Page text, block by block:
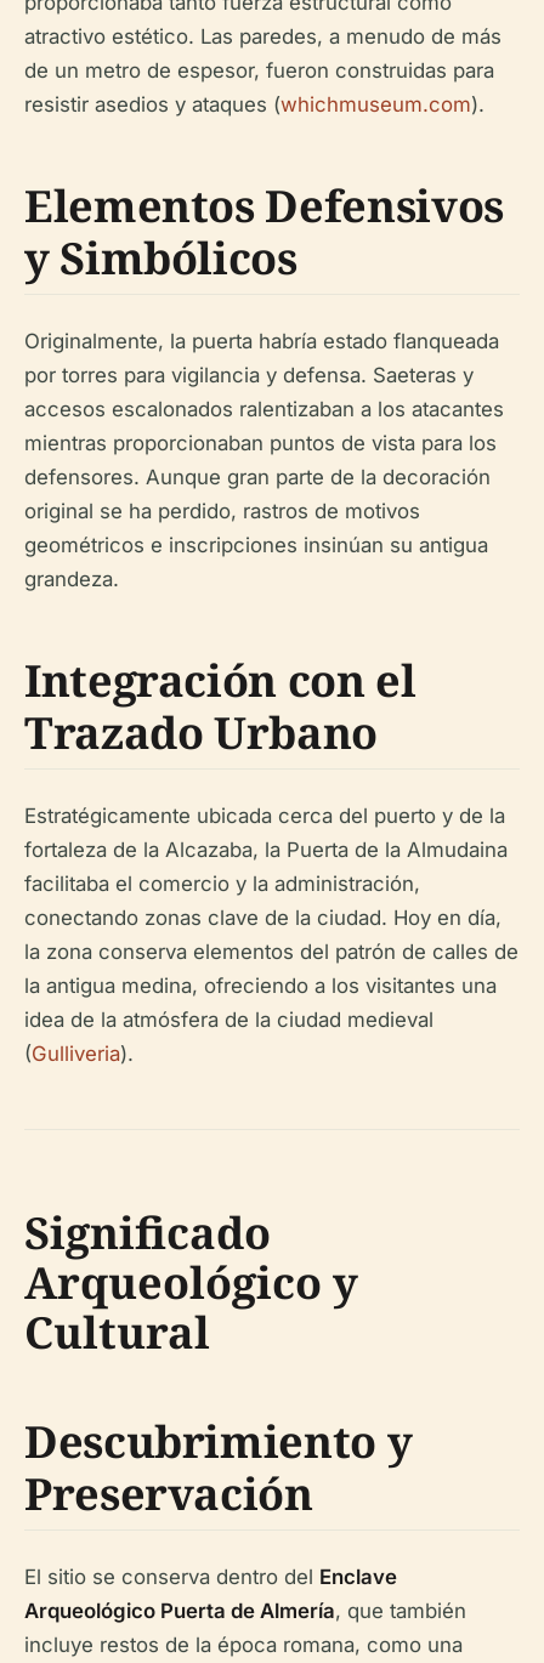
atractivo estético. Las paredes, a menudo de más
de un metro de espesor, fueron construidas para
resistir asedios y ataques (whichmuseum.com).
Elementos Defensivos
y Simbólicos
Originalmente, la puerta habría estado flanqueada
por torres para vigilancia y defensa. Saeteras y
accesos escalonados ralentizaban a los atacantes
mientras proporcionaban puntos de vista para los
defensores. Aunque gran parte de la decoración
original se ha perdido, rastros de motivos
geométricos e inscripciones insinúan su antigua
grandeza.
Integración con el
Trazado Urbano
Estratégicamente ubicada cerca del puerto y de la
fortaleza de la Alcazaba, la Puerta de la Almudaina
facilitaba el comercio y la administración,
conectando zonas clave de la ciudad. Hoy en día,
la zona conserva elementos del patrón de calles de
la antigua medina, ofreciendo a los visitantes una
idea de la atmósfera de la ciudad medieval
(Gulliveria).
Significado
Arqueológico y
Cultural
Descubrimiento y
Preservación
El sitio se conserva dentro del Enclave
Arqueológico Puerta de Almería, que también
incluye restos de la época romana, como una